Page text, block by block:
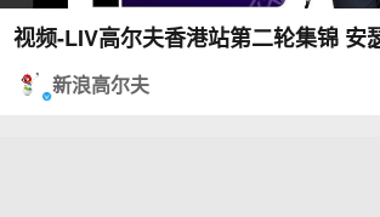
视频-LIV高尔夫香港站第二轮集锦 安
新浪高尔夫